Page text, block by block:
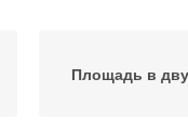
Площадь в